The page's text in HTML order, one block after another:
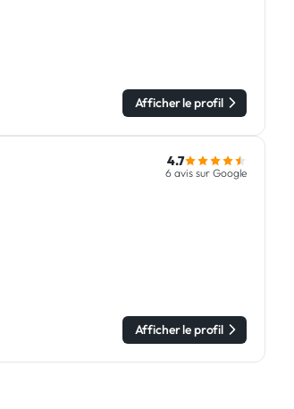
Afficher le profil
4.7
6 avis sur Google
Afficher le profil